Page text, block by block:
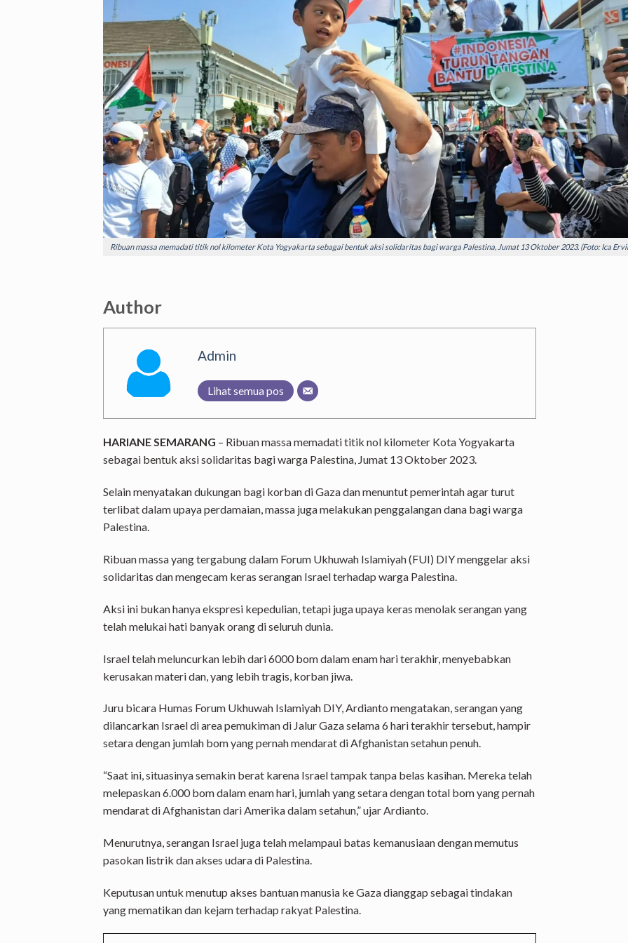
Ribuan massa memadati titik nol kilometer Kota Yogyakarta sebagai bentuk aksi solidaritas bagi warga Palestina, Jumat 13 Oktober 2023. (Foto: Ica
Author
Admin
Lihat semua pos
HARIANE SEMARANG – Ribuan massa memadati titik nol kilometer Kota Yogyakarta
sebagai bentuk aksi solidaritas bagi warga Palestina, Jumat 13 Oktober 2023.
Selain menyatakan dukungan bagi korban di Gaza dan menuntut pemerintah agar turut
terlibat dalam upaya perdamaian, massa juga melakukan penggalangan dana bagi warga
Palestina.
Ribuan massa yang tergabung dalam Forum Ukhuwah Islamiyah (FUI) DIY menggelar aksi
solidaritas dan mengecam keras serangan Israel terhadap warga Palestina.
Aksi ini bukan hanya ekspresi kepedulian, tetapi juga upaya keras menolak serangan yang
telah melukai hati banyak orang di seluruh dunia.
Israel telah meluncurkan lebih dari 6000 bom dalam enam hari terakhir, menyebabkan
kerusakan materi dan, yang lebih tragis, korban jiwa.
Juru bicara Humas Forum Ukhuwah Islamiyah DIY, Ardianto mengatakan, serangan yang
dilancarkan Israel di area pemukiman di Jalur Gaza selama 6 hari terakhir tersebut, hampir
setara dengan jumlah bom yang pernah mendarat di Afghanistan setahun penuh.
“Saat ini, situasinya semakin berat karena Israel tampak tanpa belas kasihan. Mereka telah
melepaskan 6.000 bom dalam enam hari, jumlah yang setara dengan total bom yang pernah
mendarat di Afghanistan dari Amerika dalam setahun,” ujar Ardianto.
Menurutnya, serangan Israel juga telah melampaui batas kemanusiaan dengan memutus
pasokan listrik dan akses udara di Palestina.
Keputusan untuk menutup akses bantuan manusia ke Gaza dianggap sebagai tindakan
yang mematikan dan kejam terhadap rakyat Palestina.